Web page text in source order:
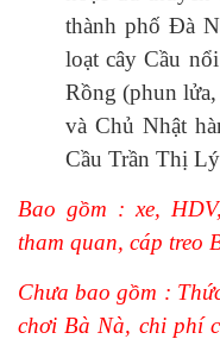
thành phố Đà
loạt cây Cầu
Rồng (phun
và Chủ Nhật
Cầu Trần Thị
Bao gồm : xe,
tham quan, cáp treo
Chưa bao gồm :
chơi Bà Nà, chi phí